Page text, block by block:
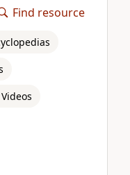
Find resource
Videos